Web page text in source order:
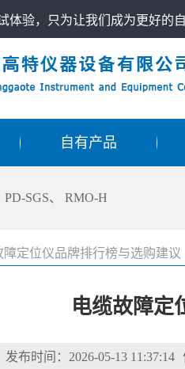
验，只为让我们成为更好的自
自有产品
PD-SGS、 RMO-H
障定位仪品牌排行榜与选购建议
电缆故障定
发布时间：2026-05-13 11:37:14